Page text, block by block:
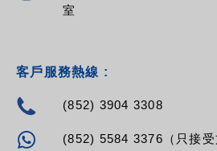
室
客戶服務熱線 :
(852) 3904 3308
(852) 5584 3376（只接受